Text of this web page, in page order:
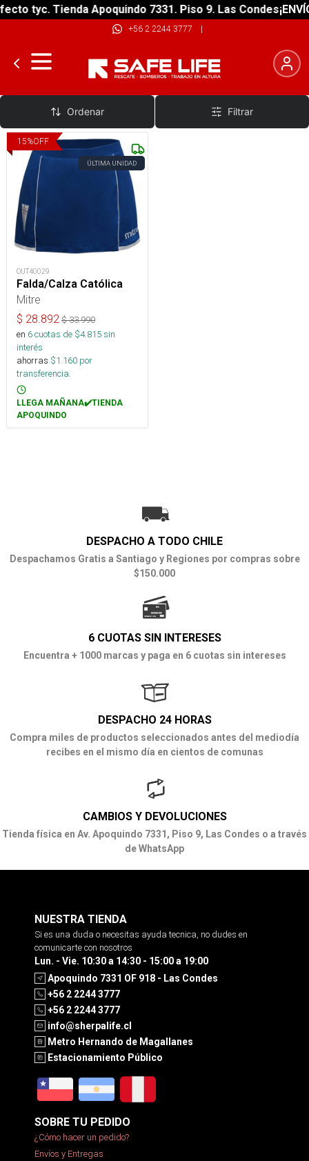
tyc. Tienda Apoquindo 7331. Piso 9. Las Condes
+56 2 2244 3777 |
Calzas
Ordenar Filtrar
15%OFF
ÚLTIMA UNIDAD
OUT40029
Falda/Calza Católica
Mitre
$ 28.892 $33.990
en 6cuotas de $4.815sin
interés
ahorras $1.160 por
transferencia.
LLEGA MAÑANA✔️TIENDA
APOQUINDO
DESPACHO A TODO CHILE
Despachamos Gratis a Santiago y Regiones por compras sobre
$150.000
6 CUOTAS SIN INTERESES
Encuentra + 1000 marcas y paga en 6 cuotas sin intereses
DESPACHO 24 HORAS
Compra miles de productos seleccionados antes del mediodía
recibes en el mismo día en cientos de comunas
CAMBIOS Y DEVOLUCIONES
Tienda física en Av. Apoquindo 7331, Piso 9, Las Condes o a través
de WhatsApp
NUESTRA TIENDA
Si es una duda o necesitas ayuda tecnica, no dudes en
comunicarte con nosotros
Lun. - Vie. 10:30 a 14:30 - 15:00 a 19:00
Apoquindo 7331 OF 918 - Las Condes
+56 2 2244 3777
+56 2 2244 3777
info@sherpalife.cl
Metro Hernando de Magallanes
Estacionamiento Público
SOBRE TU PEDIDO
¿Cómo hacer un pedido?
Envíos y Entregas